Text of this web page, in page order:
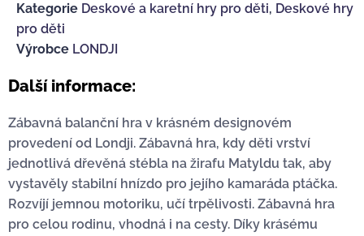
Kategorie Deskové a karetní hry pro děti, Deskové hry
pro děti
Výrobce LONDJI
Další informace:
Zábavná balanční hra v krásném designovém
provedení od Londji. Zábavná hra, kdy děti vrství
jednotlivá dřevěná stébla na žirafu Matyldu tak, aby
vystavěly stabilní hnízdo pro jejího kamaráda ptáčka.
Rozvíjí jemnou motoriku, učí trpělivosti. Zábavná hra
pro celou rodinu, vhodná i na cesty. Díky krásému